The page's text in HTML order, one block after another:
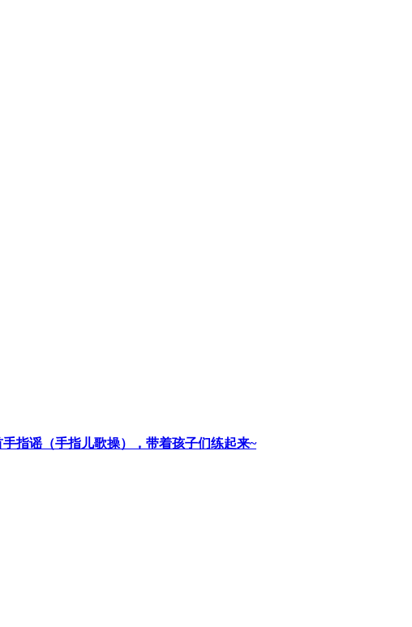
手指谣（手指儿歌操），带着孩子们练起来~